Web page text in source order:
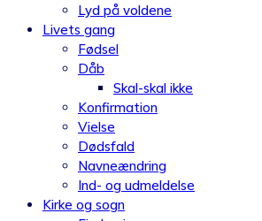
Lyd på voldene
Livets gang
Fødsel
Dåb
Skal-skal ikke
Konfirmation
Vielse
Dødsfald
Navneændring
Ind- og udmeldelse
Kirke og sogn